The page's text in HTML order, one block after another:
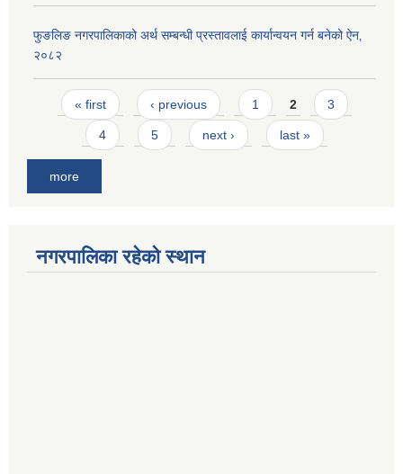
फुङलिङ नगरपालिकाको अर्थ सम्बन्धी प्रस्तावलाई कार्यान्वयन गर्न बनेको ऐन‚
२०८२
Pages
« first ‹ previous 1 2 3
4 5 next › last »
more
नगरपालिका रहेको स्थान